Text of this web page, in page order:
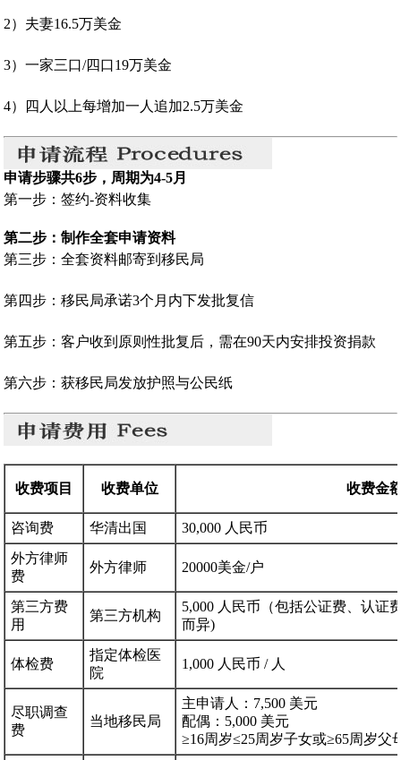
2）夫妻16.5万美金
3）一家三口/四口19万美金
4）四人以上每增加一人追加2.5万美金
申请步骤共6步，周期为4-5月
第一步：签约-资料收集
第二步：制作全套申请资料
第三步：全套资料邮寄到移民局
第四步：移民局承诺3个月内下发批复信
第五步：客户收到原则性批复后，需在90天内安排投资捐款
第六步：获移民局发放护照与公民纸
收费项目 收费单位 收费金
咨询费 华清出国
30,000 人民币
外方律师
费
外方律师 20000美金/户
第三方费
用
第三方机构
5,000 人民币（包括公证费、认证
而异)
体检费
指定体检医
院
1,000 人民币 / 人
尽职调查
费
当地移民局
主申请人：7,500 美元
配偶：5,000 美元
≥16周岁≤25周岁子女或≥65周岁父